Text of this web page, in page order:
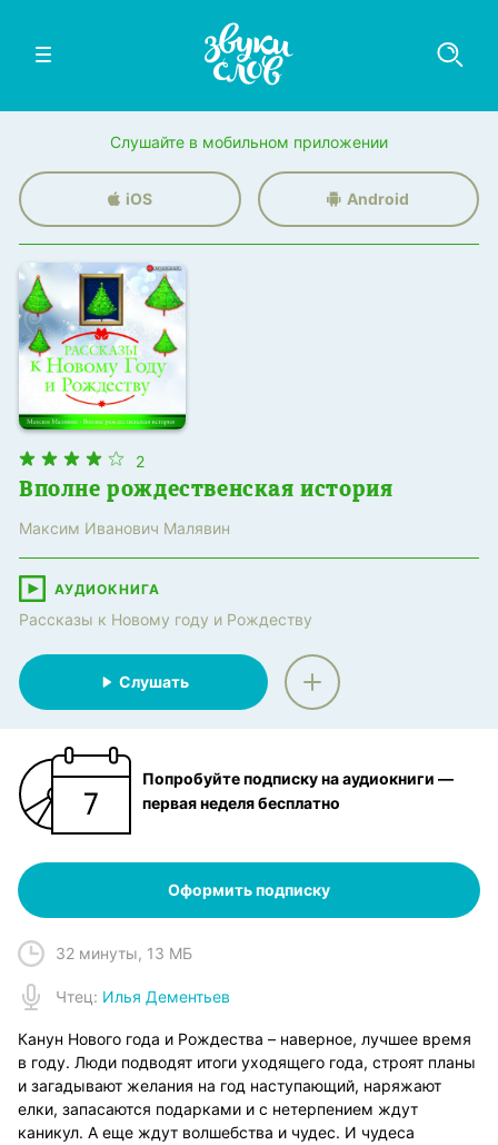
Слушайте в мобильном приложении
iOS Android
2
Вполне рождественская история
Максим Иванович Малявин
АУДИОКНИГА
Рассказы к Новому году и Рождеству
Слушать
Попробуйте подписку на аудиокниги —
первая неделя бесплатно
Оформить подписку
32 минуты, 13 МБ
Чтец: Илья Дементьев
Канун Нового года и Рождества – наверное, лучшее время
в году. Люди подводят итоги уходящего года, строят планы
и загадывают желания на год наступающий, наряжают
елки, запасаются подарками и с нетерпением ждут
каникул. А еще ждут волшебства и чудес. И чудеса